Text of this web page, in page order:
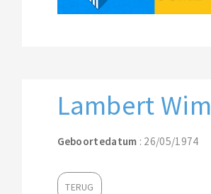
Lambert Wim
Geboortedatum : 26/05/1974
TERUG